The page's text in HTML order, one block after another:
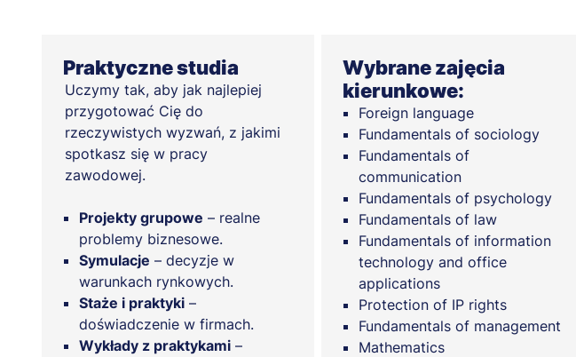
Praktyczne studia
Uczymy tak, aby jak najlepiej
przygotować Cię do
rzeczywistych wyzwań, z jakimi
spotkasz się w pracy
zawodowej.
Projekty grupowe – realne
problemy biznesowe.
Symulacje – decyzje w
warunkach rynkowych.
Staże i praktyki –
doświadczenie w firmach.
Wykłady z praktykami –
Wybrane zajęcia
kierunkowe:
Foreign language
Fundamentals of sociology
Fundamentals of
communication
Fundamentals of psychology
Fundamentals of law
Fundamentals of information
technology and office
applications
Protection of IP rights
Fundamentals of management
Mathematics